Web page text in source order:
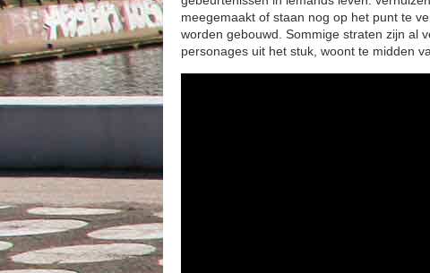
meegemaakt of staan nog op het punt te
worden gebouwd. Sommige straten zijn al
personages uit het stuk, woont te midden